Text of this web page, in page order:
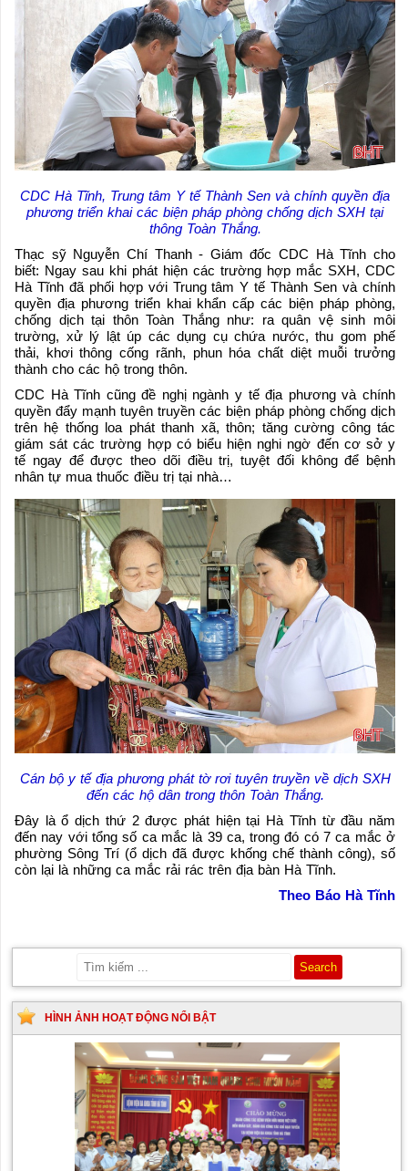
CDC Hà Tĩnh, Trung tâm Y tế Thành Sen và chính quyền địa
phương triển khai các biện pháp phòng chống dịch SXH tại
thông Toàn Thắng.
Thạc sỹ Nguyễn Chí Thanh - Giám đốc CDC Hà Tĩnh cho
biết: Ngay sau khi phát hiện các trường hợp mắc SXH, CDC
Hà Tĩnh đã phối hợp với Trung tâm Y tế Thành Sen và chính
quyền địa phương triển khai khẩn cấp các biện pháp phòng,
chống dịch tại thôn Toàn Thắng như: ra quân vệ sinh môi
trường, xử lý lật úp các dụng cụ chứa nước, thu gom phế
thải, khơi thông cống rãnh, phun hóa chất diệt muỗi trưởng
thành cho các hộ trong thôn.
CDC Hà Tĩnh cũng đề nghị ngành y tế địa phương và chính
quyền đẩy mạnh tuyên truyền các biện pháp phòng chống dịch
trên hệ thống loa phát thanh xã, thôn; tăng cường công tác
giám sát các trường hợp có biểu hiện nghi ngờ đến cơ sở y
tế ngay để được theo dõi điều trị, tuyệt đối không để bệnh
nhân tự mua thuốc điều trị tại nhà…
Cán bộ y tế địa phương phát tờ rơi tuyên truyền về dịch SXH
đến các hộ dân trong thôn Toàn Thắng.
Đây là ổ dịch thứ 2 được phát hiện tại Hà Tĩnh từ đầu năm
đến nay với tổng số ca mắc là 39 ca, trong đó có 7 ca mắc ở
phường Sông Trí (ổ dịch đã được khống chế thành công), số
còn lại là những ca mắc rải rác trên địa bàn Hà Tĩnh.
Theo Báo Hà Tĩnh
HÌNH ẢNH HOẠT ĐỘNG NỔI BẬT